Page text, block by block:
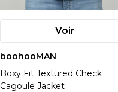
Voir
boohooMAN
Boxy Fit Textured Check
Cagoule Jacket